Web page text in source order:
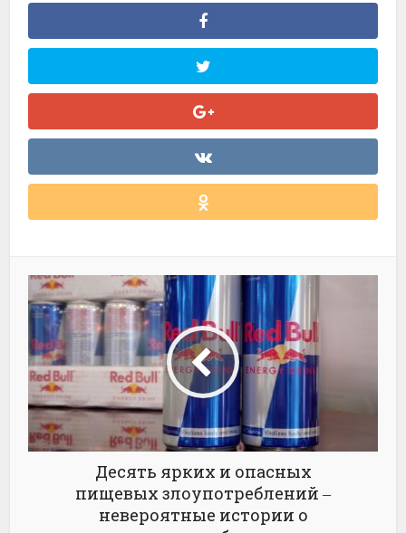
Десять ярких и опасных
пищевых злоупотреблений ‒
невероятные истории о